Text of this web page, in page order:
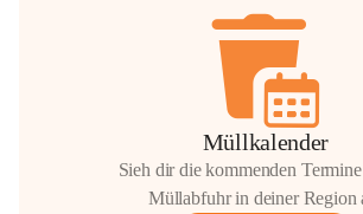
Müllkalender
Sieh dir die kommenden
Müllabfuhr in deiner Region